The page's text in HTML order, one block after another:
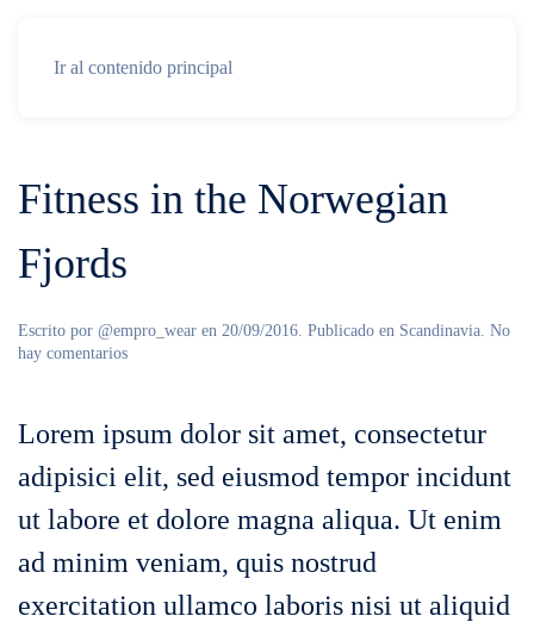
Ir al contenido principal
Fitness in the Norwegian
Fjords
Escrito por @empro_wear en 20/09/2016. Publicado en Scandinavia. No
hay comentariosen
Norwegian
Fjords
Lorem ipsum dolor sit amet, consectetur
adipisici elit, sed eiusmod tempor incidunt
ut labore et dolore magna aliqua. Ut enim
ad minim veniam, quis nostrud
exercitation ullamco laboris nisi ut aliquid